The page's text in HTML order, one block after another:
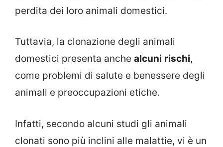
perdita dei loro animali domestici.
Tuttavia, la clonazione degli animali
domestici presenta anche alcuni rischi,
come problemi di salute e benessere degli
animali e preoccupazioni etiche.
Infatti, secondo alcuni studi gli animali
clonati sono più inclini alle malattie, vi è un